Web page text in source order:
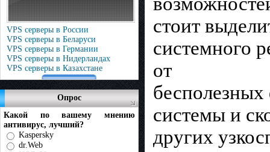
VPS серверы в России
VPS серверы в Беларуси
VPS серверы в Германии
VPS серверы в Нидерландах
VPS серверы в Казахстане
Опрос
Какой по вашему мнению
антивирус, лучший?
Kaspersky
dr.Web
стоит
системного
от
системы и
других